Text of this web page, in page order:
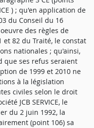
) ; qu'en application de
du Conseil du 16
des règles de
et 82 du Traité, le constat
nationales ; qu'ainsi,
que ses refus seraient
de 1999 et 2010 ne
à la législation
civiles selon le droit
JCB SERVICE, le
du 2 juin 1992, la
(point 106) sa